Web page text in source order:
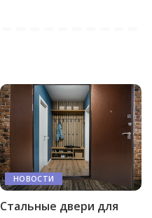
НОВОСТИ
Стальные двери для